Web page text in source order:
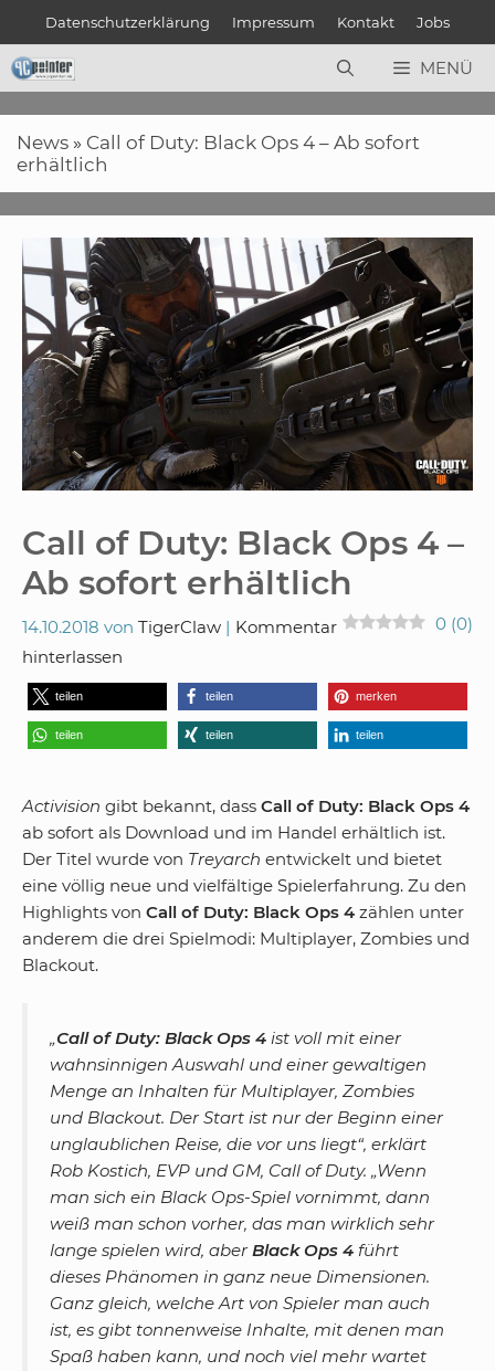
springen
Datenschutzerklärung Impressum Kontakt Jobs
MENÜ
News » Call of Duty: Black Ops 4 – Ab sofort
erhältlich
Call of Duty: Black Ops 4 –
Ab sofort erhältlich
14.10.2018 von TigerClaw 0 (0)
Kommentar
hinterlassen
teilen teilen merken
teilen teilen teilen
Activision gibt bekannt, dass Call of Duty: Black Ops 4
ab sofort als Download und im Handel erhältlich ist.
Der Titel wurde von Treyarch entwickelt und bietet
eine völlig neue und vielfältige Spielerfahrung. Zu den
Highlights von Call of Duty: Black Ops 4 zählen unter
anderem die drei Spielmodi: Multiplayer, Zombies und
Blackout.
„Call of Duty: Black Ops 4 ist voll mit einer
wahnsinnigen Auswahl und einer gewaltigen
Menge an Inhalten für Multiplayer, Zombies
und Blackout. Der Start ist nur der Beginn einer
unglaublichen Reise, die vor uns liegt“, erklärt
Rob Kostich, EVP und GM, Call of Duty. „Wenn
man sich ein Black Ops-Spiel vornimmt, dann
weiß man schon vorher, das man wirklich sehr
lange spielen wird, aberBlack Ops 4 führt
dieses Phänomen in ganz neue Dimensionen.
Ganz gleich, welche Art von Spieler man auch
ist, es gibt tonnenweise Inhalte, mit denen man
Spaß haben kann, und noch viel mehr wartet